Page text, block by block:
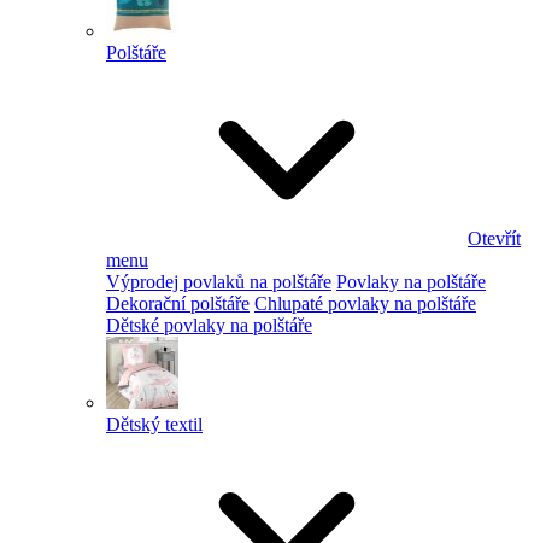
Polštáře
Otevřít
menu
Výprodej povlaků na polštáře Povlaky na polštáře
Dekorační polštáře Chlupaté povlaky na polštáře
Dětské povlaky na polštáře
Dětský textil